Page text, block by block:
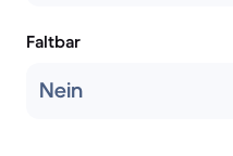
Faltbar
Nein